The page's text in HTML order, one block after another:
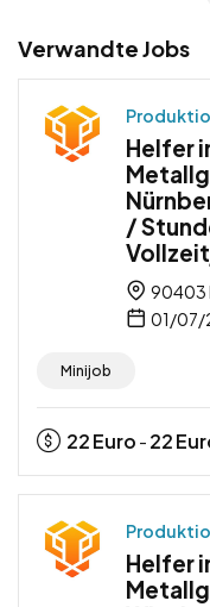
Verwandte Jobs
Helfer
/
90403
01/07/
Minijob
22Euro - 22
Helfer